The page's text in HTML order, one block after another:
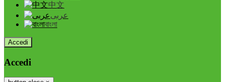
中文
عربى
বাংলা
Accedi
Accedi